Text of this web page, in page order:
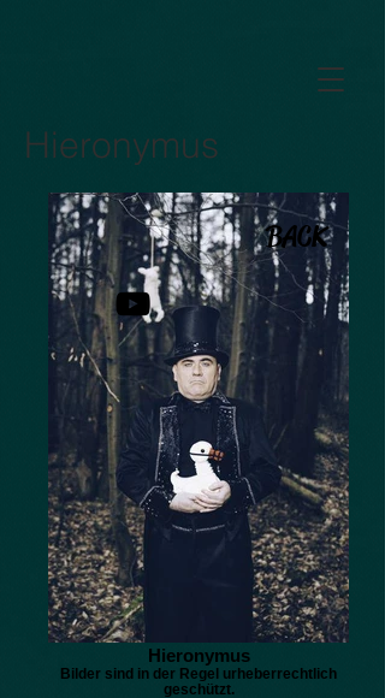
Hieronymus
Hieronymus
Bilder sind in der Regel urheberrechtlich
geschützt.
BACK